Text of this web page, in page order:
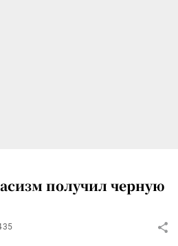
получил черную